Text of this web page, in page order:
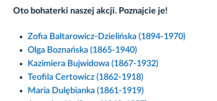
Oto bohaterki naszej akcji. Poznajcie je!
Zofia Baltarowicz-Dzielińska (1894-1970)
Olga Boznańska (1865-1940)
Kazimiera Bujwidowa (1867-1932)
Teofila Certowicz (1862-1918)
Maria Dulębianka (1861-1919)